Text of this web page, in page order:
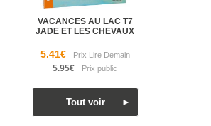
VACANCES AU LAC T7
JADE ET LES CHEVAUX
5.41€
5.95€